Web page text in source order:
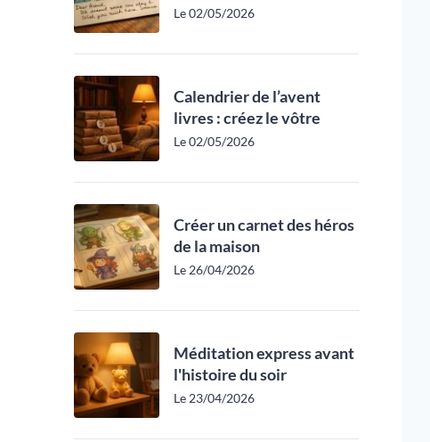
Le 02/05/2026
Calendrier de l’avent
livres : créez le vôtre
Le 02/05/2026
Créer un carnet des héros
de la maison
Le 26/04/2026
Méditation express avant
l'histoire du soir
Le 23/04/2026